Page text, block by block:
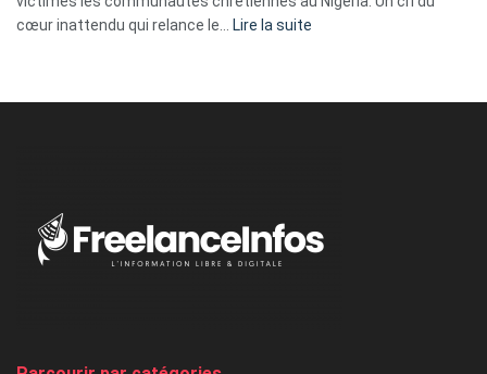
cœur inattendu qui relance le… Lire la suite
Nigeria,